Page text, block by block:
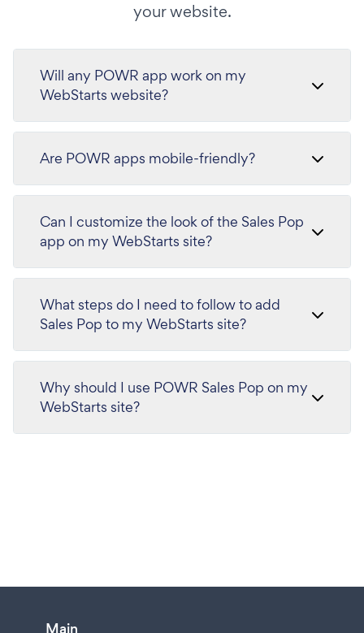
your website.
Will any POWR app work on my
WebStarts website?
Are POWR apps mobile-friendly?
Can I customize the look of the Sales Pop
app on my WebStarts site?
What steps do I need to follow to add
Sales Pop to my WebStarts site?
Why should I use POWR Sales Pop on my
WebStarts site?
Main